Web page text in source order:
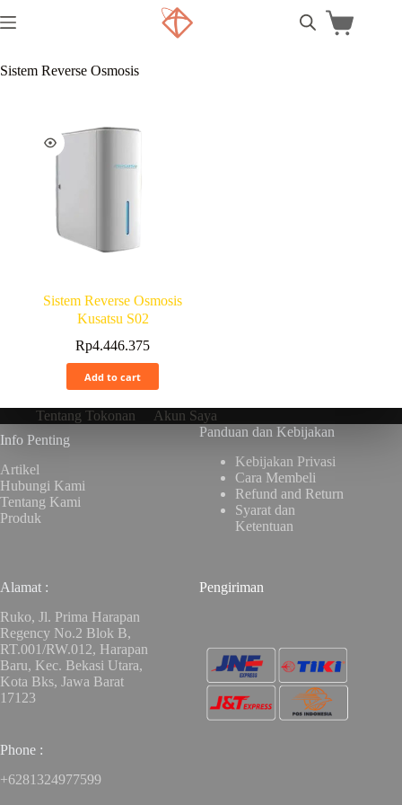
Sistem Reverse Osmosis
Sistem Reverse Osmosis
Kusatsu S02
Rp4.446.375
Add to cart
Tentang Tokonan
Akun Saya
Info Penting
Artikel
Hubungi Kami
Tentang Kami
Produk
Panduan dan Kebijakan
Kebijakan Privasi
Cara Membeli
Refund and Return
Syarat dan
Ketentuan
Alamat :
Ruko, Jl. Prima Harapan
Regency No.2 Blok B,
RT.001/RW.012, Harapan
Baru, Kec. Bekasi Utara,
Kota Bks, Jawa Barat
17123
Phone :
+6281324977599
Pengiriman